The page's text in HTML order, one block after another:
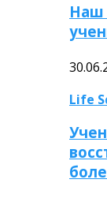
Наш
Life